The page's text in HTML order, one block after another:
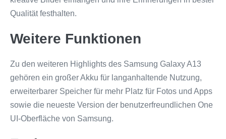
Qualität festhalten.
Weitere Funktionen
Zu den weiteren Highlights des Samsung Galaxy A13
gehören ein großer Akku für langanhaltende Nutzung,
erweiterbarer Speicher für mehr Platz für Fotos und Apps
sowie die neueste Version der benutzerfreundlichen One
UI-Oberfläche von Samsung.